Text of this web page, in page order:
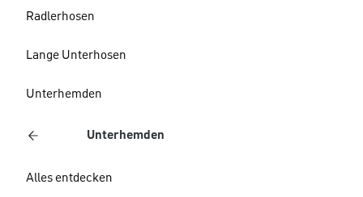
Radlerhosen
Lange Unterhosen
Unterhemden
Unterhemden
Alles entdecken